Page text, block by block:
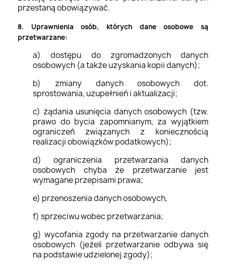
przestaną obowiązywać.
8. Uprawnienia osób, których dane osobowe są
przetwarzane:
a) dostępu do zgromadzonych danych
osobowych (a także uzyskania kopii danych);
b) zmiany danych osobowych dot.
sprostowania, uzupełnień i aktualizacji;
c) żądania usunięcia danych osobowych (tzw.
prawo do bycia zapomnianym, za wyjątkiem
ograniczeń związanych z koniecznością
realizacji obowiązków podatkowych);
d) ograniczenia przetwarzania danych
osobowych chyba że przetwarzanie jest
wymagane przepisami prawa;
e) przenoszenia danych osobowych,
f) sprzeciwu wobec przetwarzania;
g) wycofania zgody na przetwarzanie danych
osobowych (jeżeli przetwarzanie odbywa się
na podstawie udzielonej zgody);